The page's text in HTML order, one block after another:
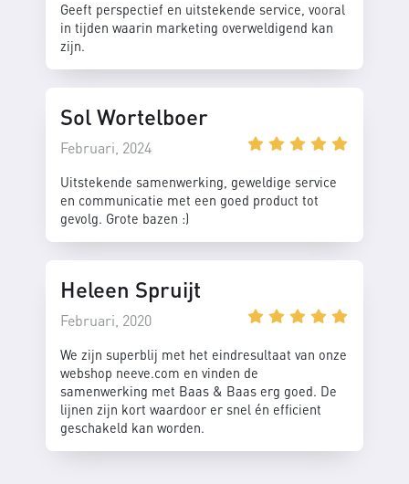
Geeft perspectief en uitstekende service, vooral
in tijden waarin marketing overweldigend kan
zijn.
Sol Wortelboer
Februari, 2024
Uitstekende samenwerking, geweldige service
en communicatie met een goed product tot
gevolg. Grote bazen :)
Heleen Spruijt
Februari, 2020
We zijn superblij met het eindresultaat van onze
webshop neeve.com en vinden de
samenwerking met Baas & Baas erg goed. De
lijnen zijn kort waardoor er snel én efficient
geschakeld kan worden.